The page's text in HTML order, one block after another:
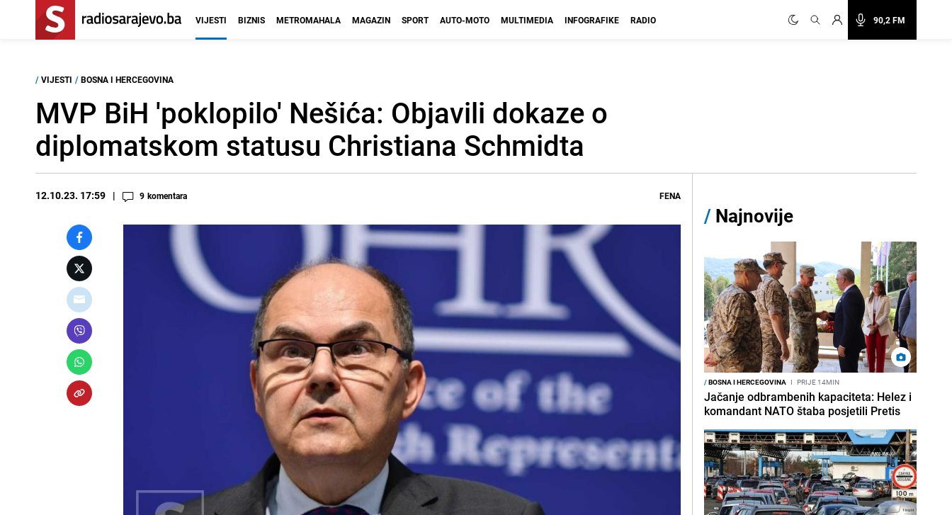
90,2 FM
VIJESTI BIZNIS METROMAHALA MAGAZIN SPORT AUTO-MOTO MULTIMEDIA INFOGRAFIKE RADIO
/ VIJESTI / BOSNA I HERCEGOVINA
MVP BiH 'poklopilo' Nešića: Objavili dokaze o
diplomatskom statusu Christiana Schmidta
12.10.23. 17:59 9 komentara FENA
/ Najnovije
/BOSNA I HERCEGOVINA I PRIJE 14MIN
Jačanje odbrambenih kapaciteta: Helez i
komandant NATO štaba posjetili Pretis